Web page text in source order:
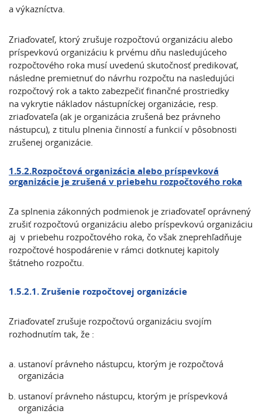
a výkazníctva.
Zriaďovateľ, ktorý zrušuje rozpočtovú organizáciu alebo
príspevkovú organizáciu k prvému dňu nasledujúceho
rozpočtového roka musí uvedenú skutočnosť predikovať,
následne premietnuť do návrhu rozpočtu na nasledujúci
rozpočtový rok a takto zabezpečiť finančné prostriedky
na vykrytie nákladov nástupníckej organizácie, resp.
zriaďovateľa (ak je organizácia zrušená bez právneho
nástupcu), z titulu plnenia činností a funkcií v pôsobnosti
zrušenej organizácie.
1.5.2.Rozpočtová organizácia alebo príspevková
organizácie je zrušená v priebehu rozpočtového roka
Za splnenia zákonných podmienok je zriaďovateľ oprávnený
zrušiť rozpočtovú organizáciu alebo príspevkovú organizáciu
aj v priebehu rozpočtového roka, čo však zneprehľadňuje
rozpočtové hospodárenie v rámci dotknutej kapitoly
štátneho rozpočtu.
1.5.2.1. Zrušenie rozpočtovej organizácie
Zriaďovateľ zrušuje rozpočtovú organizáciu svojím
rozhodnutím tak, že :
ustanoví právneho nástupcu, ktorým je rozpočtová
organizácia
ustanoví právneho nástupcu, ktorým je príspevková
organizácia